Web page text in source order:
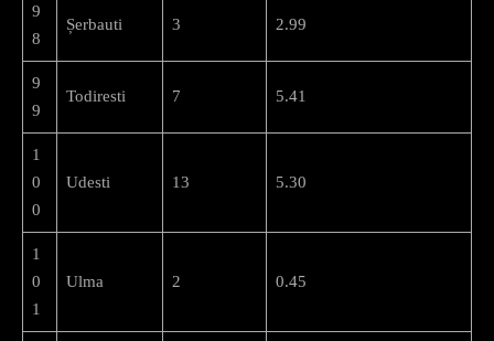
9
8
Șerbauti 3 2.99
9
9
Todiresti 7 5.41
1
0
0
Udesti 13 5.30
1
0
1
Ulma 2 0.45